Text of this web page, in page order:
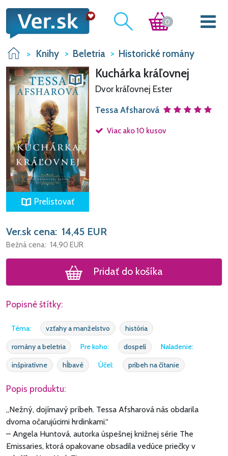
0
Knihy Beletria Historické romány
Prelistovať
Kuchárka kráľovnej
Dvor kráľovnej Ester
Tessa Afsharová
Viac ako 10 kusov
Ver.sk cena: 14,45 EUR
Bežná cena: 14,90 EUR
Pridať do košíka
Popisné štítky:
Téma: vzťahy a manželstvo
história
romány a beletria
Pre koho: dospelí
Naladenie:
inšpiratívne
hĺbavé Účel: príbeh na čítanie
Popis produktu:
„Nežný, dojímavý príbeh. Tessa Afsharová nás obdarila
dvoma očarujúcimi hrdinkami.“
– Angela Huntová, autorka úspešnej knižnej série The
Emissaries, ktorá opakovane obsadila vedúce priečky v